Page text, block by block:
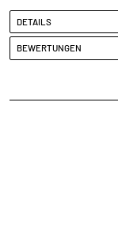
DETAILS
BEWERTUNGEN